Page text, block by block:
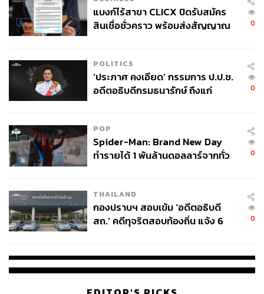
เท่านั้น บริษัทหลักทรัพย์ ซีจีเอส อินเตอร์เนชั่นแนล
(ประเทศไทย) จำกัด มิได้มีส่วนเกี่ยวข้องใดๆ ทั้งสิ้น
สามารถติดตาม THE STANDARD WEALTH
ผ่านแอปพลิเคชันต่างๆ ที่คุณสะดวกหรือใช้งานอยู่แล้วได้เลย
สภาพคล่อง
แบงก์ไร้สาขา CLICX ปิดรับสมัคร
สินเชื่อชั่วคราว พร้อมส่งสัญญาณ
0
POLITICS
‘ประภาศ คงเอียด’ กรรมการ ป.ป.ช.
อดีตอธิบดีกรมธนารักษ์ ถึงแก่
0
POP
Spider-Man: Brand New Day
ทำรายได้ 1 พันล้านดอลลาร์จากทั่ว
0
THAILAND
กองปราบฯ สอบเข้ม ‘อดีตอธิบดี
สถ.’ คดีทุจริตสอบท้องถิ่น แจ้ง 6
0